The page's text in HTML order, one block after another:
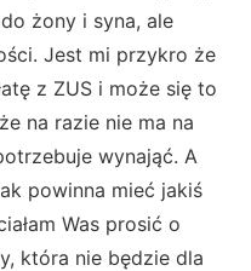
żony i syna, ale
Jest mi przykro że
z ZUS i może się to
na razie nie ma na
wynająć. A
powinna mieć jakiś
Was prosić o
która nie będzie dla